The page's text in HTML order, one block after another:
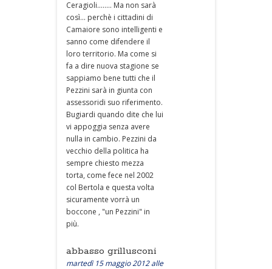
Ceragioli........ Ma non sarà
così... perchè i cittadini di
Camaiore sono intelligenti e
sanno come difendere il
loro territorio. Ma come si
fa a dire nuova stagione se
sappiamo bene tutti che il
Pezzini sarà in giunta con
assessoridi suo riferimento.
Bugiardi quando dite che lui
vi appoggia senza avere
nulla in cambio. Pezzini da
vecchio della politica ha
sempre chiesto mezza
torta, come fece nel 2002
col Bertola e questa volta
sicuramente vorrà un
boccone , "un Pezzini" in
più.
abbasso grillusconi
martedì 15 maggio 2012 alle